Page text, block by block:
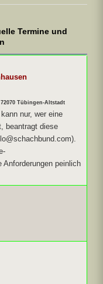
Termine und
Tübingen-Altstadt
nur, wer eine
beantragt diese
peinlich